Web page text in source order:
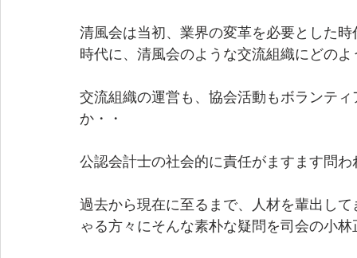
清風会は当初、業界の変革を必要とした
時代に、清風会のような交流組織にどの
交流組織の運営も、協会活動もボランテ
か・・
公認会計士の社会的に責任がますます問
過去から現在に至るまで、人材を輩出し
ゃる方々にそんな素朴な疑問を司会の小